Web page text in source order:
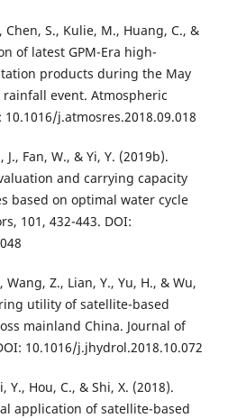
Chen, S., Kulie, M., Huang, C., &
of latest GPM-Era high-
products during the May
event. Atmospheric
10.1016/j.atmosres.2018.09.018
Fan, W., & Yi, Y. (2019b).
and carrying capacity
based on optimal water cycle
101, 432-443. DOI:
Wang, Z., Lian, Y., Yu, H., & Wu,
utility of satellite-based
mainland China. Journal of
10.1016/j.jhydrol.2018.10.072
Y., Hou, C., & Shi, X. (2018).
application of satellite-based